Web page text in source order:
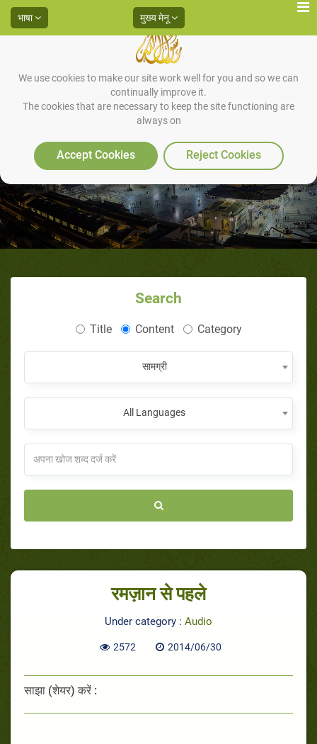
We use cookies to make our site work well for you and so we can
continually improve it.
The cookies that are necessary to keep the site functioning are
always on
Accept Cookies Reject Cookies
भाषा मुख्य मेनू
रमज़ान से पहले
Search
Title Content Category
सामग्री
All Languages
रमज़ान से पहले
Under category : Audio
2572 2014/06/30
साझा (शेयर) करें :